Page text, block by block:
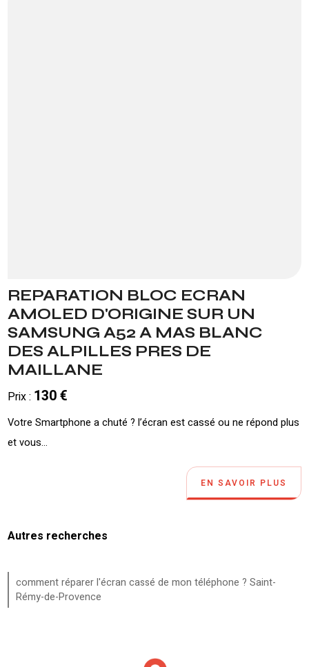
REPARATION BLOC ECRAN
AMOLED D'ORIGINE SUR UN
SAMSUNG A52 A MAS BLANC
DES ALPILLES PRES DE
MAILLANE
Prix : 130 €
Votre Smartphone a chuté ? l’écran est cassé ou ne répond plus
et vous...
EN SAVOIR PLUS
Autres recherches
comment réparer l'écran cassé de mon téléphone ? Saint-
Rémy-de-Provence